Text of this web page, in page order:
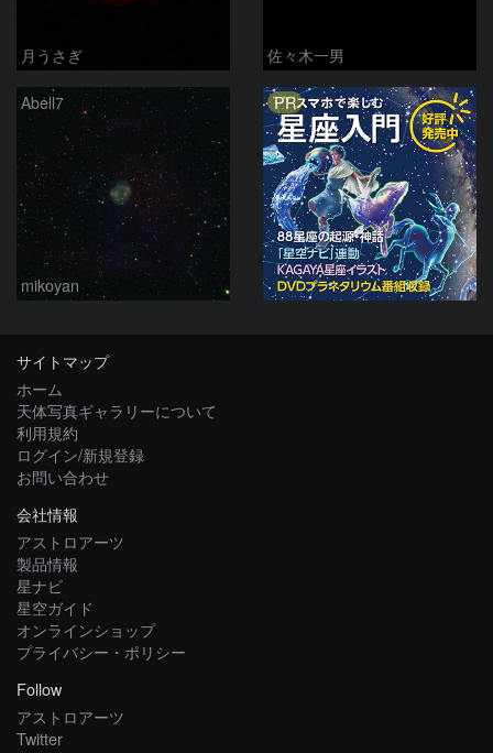
月うさぎ 佐々木一男
Abell7
mikoyan
PR
サイトマップ
ホーム
天体写真ギャラリーについて
利用規約
ログイン/新規登録
お問い合わせ
会社情報
アストロアーツ
製品情報
星ナビ
星空ガイド
オンラインショップ
プライバシー・ポリシー
Follow
アストロアーツ
Twitter